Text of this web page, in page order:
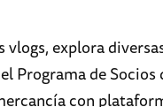
vlogs, explora
Programa de Socios
con